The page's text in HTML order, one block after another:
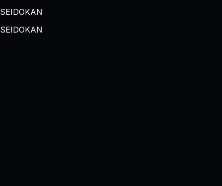
SEIDOKAN
SEIDOKAN